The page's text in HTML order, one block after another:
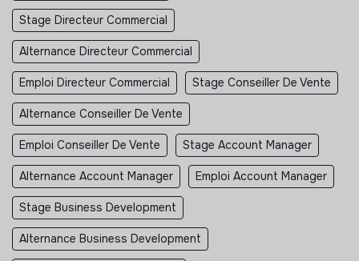
Stage Directeur Commercial
Alternance Directeur Commercial
Emploi Directeur Commercial Stage Conseiller De Vente
Alternance Conseiller De Vente
Emploi Conseiller De Vente Stage Account Manager
Alternance Account Manager Emploi Account Manager
Stage Business Development
Alternance Business Development